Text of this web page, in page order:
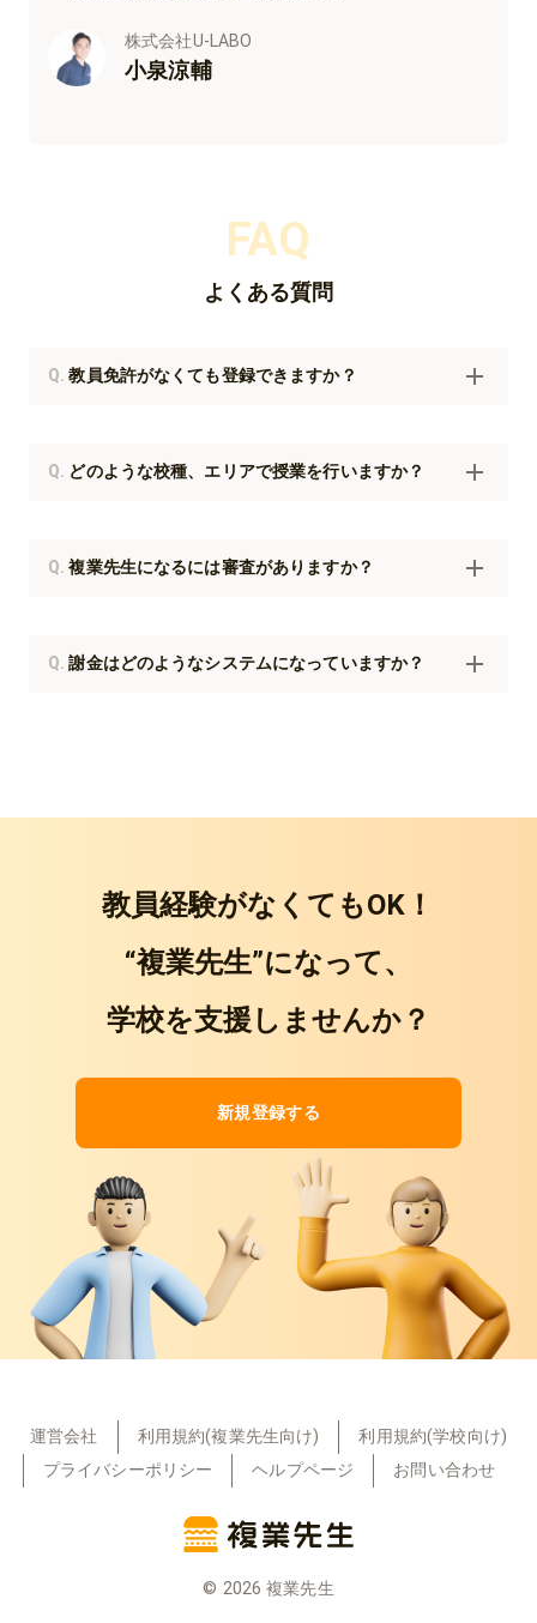
株式会社U-LABO
小泉涼輔
FAQ
よくある質問
Q. 教員免許がなくても登録できますか？
Q. どのような校種、エリアで授業を行いますか？
Q. 複業先生になるには審査がありますか？
Q. 謝金はどのようなシステムになっていますか？
教員経験がなくてもOK！
“複業先生”になって、
学校を支援しませんか？
新規登録する
運営会社 利用規約(複業先生向け)
利用規約(学校向け)
プライバシーポリシー
ヘルプページ お問い合わせ
© 2026 複業先生